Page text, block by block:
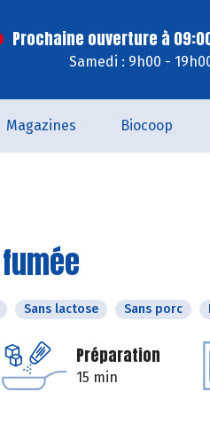
Prochaine ouverture à
Samedi : 9h00 -
Magazines Biocoop
Sans lactose Sans porc
Préparation
15 min